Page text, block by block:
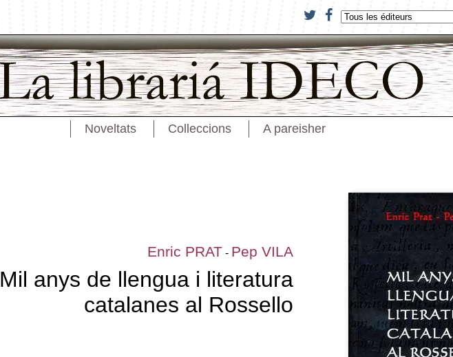
Noveltats Colleccions A pareisher
Enric PRAT - Pep VILA
Mil anys de llengua i literatura
catalanes al Rossello